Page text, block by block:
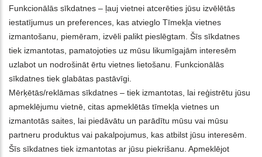
Funkcionālās sīkdatnes – ļauj vietnei atcerēties jūsu izvēlētās
iestatījumus un preferences, kas atvieglo Tīmekļa vietnes
izmantošanu, piemēram, izvēli palikt pieslēgtam. Šīs sīkdatnes
tiek izmantotas, pamatojoties uz mūsu likumīgajām interesēm
uzlabot un nodrošināt ērtu vietnes lietošanu. Funkcionālās
sīkdatnes tiek glabātas pastāvīgi.
Mērķētās/reklāmas sīkdatnes – tiek izmantotas, lai reģistrētu jūsu
apmeklējumu vietnē, citas apmeklētās tīmekļa vietnes un
izmantotās saites, lai piedāvātu un parādītu mūsu vai mūsu
partneru produktus vai pakalpojumus, kas atbilst jūsu interesēm.
Šīs sīkdatnes tiek izmantotas ar jūsu piekrišanu. Apmeklējot